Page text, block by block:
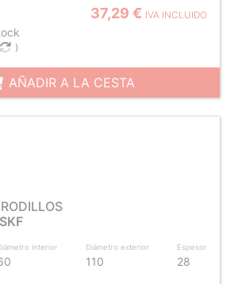
37,29 € IVA INCLUIDO
)
AÑADIR A LA CESTA
interior Diámetro exterior
110
Espesor
28